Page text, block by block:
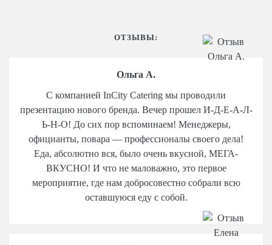
ОТЗЫВЫ:
Ольга А.
С компанией InCity Catering мы проводили
презентацию нового бренда. Вечер прошел И-Д-Е-А-Л-
Ь-Н-О! До сих пор вспоминаем! Менеджеры,
официанты, повара — профессионалы своего дела!
Еда, абсолютно вся, было очень вкусной, МЕГА-
ВКУСНО! И что не маловажно, это первое
мероприятие, где нам добросовестно собрали всю
оставшуюся еду с собой.
Оксана
Выражаем благодарность за организацию питания.
Хочется отметить профессионализм, восприимчивость
к пожеланиям, творческий подход и
заинтересованность в положительном результате.
Желаем вам успехов и надеемся на дальнейшее
сотрудничество.